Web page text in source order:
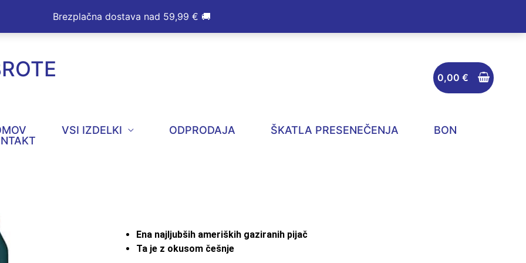
Brezplačna dostava nad 59,99 € 🚚
0,00 €
VSI IZDELKI ODPRODAJA ŠKATLA PRESENEČENJA
BON
Ena najljubših ameriških gaziranih pijač
Ta je z okusom češnje